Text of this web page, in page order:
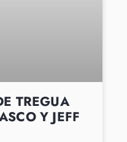
TREGUA
Y JEFF